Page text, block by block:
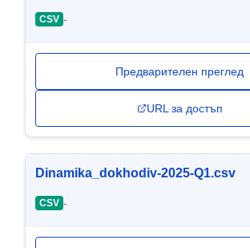
CSV -
Предварителен преглед
URL за достъп
Dinamika_dokhodiv-2025-Q1.csv
CSV -